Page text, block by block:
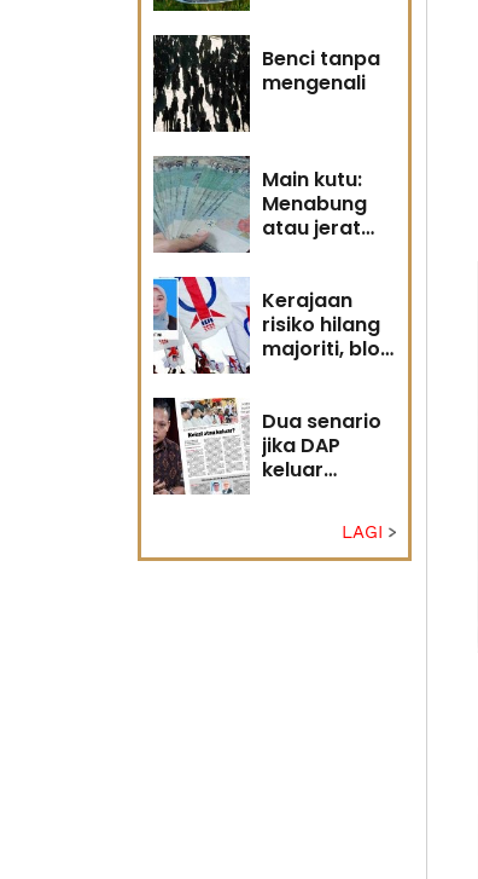
Benci tanpa
mengenali
Main kutu:
Menabung
atau jerat
Kerajaan
risiko hilang
majoriti, blok
semula
Dua senario
jika DAP
keluar
LAGI